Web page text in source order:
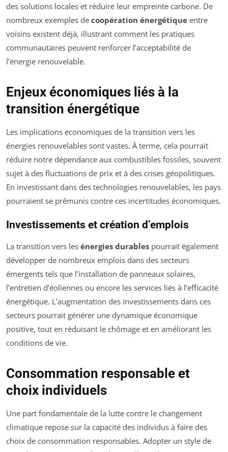
des solutions locales et réduire leur empreinte carbone. De
nombreux exemples de coopération énergétique entre
voisins existent déjà, illustrant comment les pratiques
communautaires peuvent renforcer l’acceptabilité de
l’énergie renouvelable.
Enjeux économiques liés à la
transition énergétique
Les implications économiques de la transition vers les
énergies renouvelables sont vastes. À terme, cela pourrait
réduire notre dépendance aux combustibles fossiles, souvent
sujet à des fluctuations de prix et à des crises géopolitiques.
En investissant dans des technologies renouvelables, les pays
pourraient se prémunis contre ces incertitudes économiques.
Investissements et création d’emplois
La transition vers les énergies durables pourrait également
développer de nombreux emplois dans des secteurs
émergents tels que l’installation de panneaux solaires,
l’entretien d’éoliennes ou encore les services liés à l’efficacité
énergétique. L’augmentation des investissements dans ces
secteurs pourrait générer une dynamique économique
positive, tout en réduisant le chômage et en améliorant les
conditions de vie.
Consommation responsable et
choix individuels
Une part fondamentale de la lutte contre le changement
climatique repose sur la capacité des individus à faire des
choix de consommation responsables. Adopter un style de